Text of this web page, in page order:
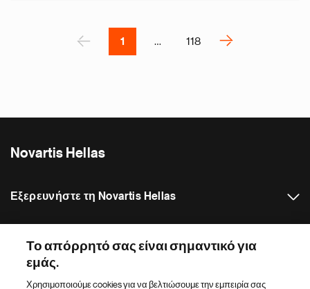
< 1 … 118
>
Novartis Hellas
Εξερευνήστε τη Novartis Hellas
Κατάλογος ιστότοπων Novartis
Το απόρρητό σας είναι σημαντικό για
εμάς.
Χρησιμοποιούμε cookies για να βελτιώσουμε την εμπειρία σας